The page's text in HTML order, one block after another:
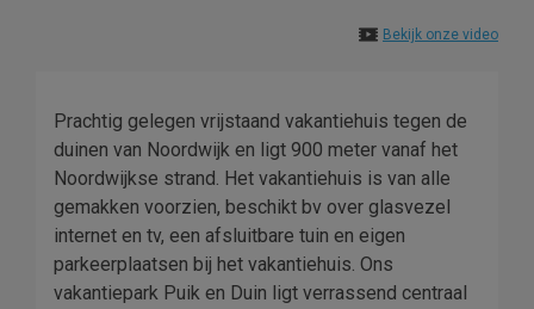
Bekijk onze video
Prachtig gelegen vrijstaand vakantiehuis tegen de
duinen van Noordwijk en ligt 900 meter vanaf het
Noordwijkse strand. Het vakantiehuis is van alle
gemakken voorzien, beschikt bv over glasvezel
internet en tv, een afsluitbare tuin en eigen
parkeerplaatsen bij het vakantiehuis. Ons
vakantiepark Puik en Duin ligt verrassend centraal